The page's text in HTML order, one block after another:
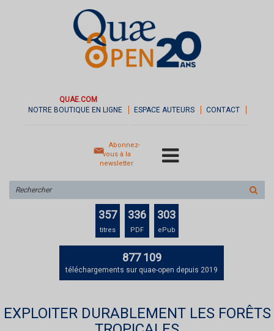
QUAE.COM
NOTRE BOUTIQUE EN LIGNE
ESPACE AUTEURS CONTACT
Abonnez-
vous à la
newsletter
sur
le
357
titres
336
PDF
303
ePub
877 109
téléchargements sur quae-open depuis 2019
EXPLOITER DURABLEMENT LES FORÊTS